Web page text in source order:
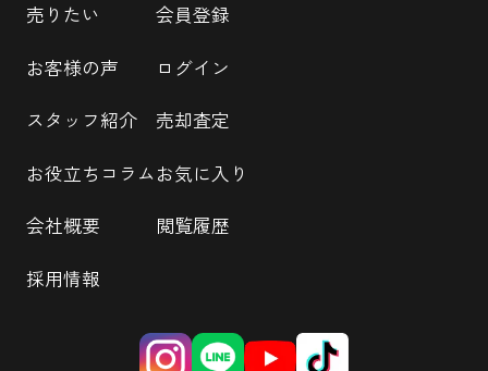
売りたい
お客様の声
スタッフ紹介
お役立ちコラム
会社概要
採用情報
会員登録
ログイン
売却査定
お気に入り
閲覧履歴